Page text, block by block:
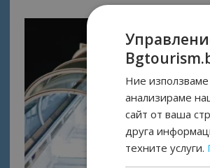
Ние
анализираме
сайт от ваша
друга
техните услуги.